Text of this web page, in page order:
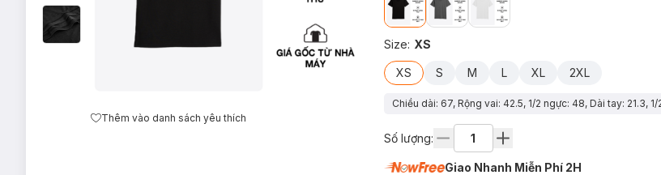
Thêm vào danh sách yêu thích
Size: XS
XS S M L XL 2XL
Chiều dài: 67, Rộng vai: 42.5, 1/2 ngực: 48, Dài tay: 21.3, 1/
Số lượng:
Giao Nhanh Miễn Phí 2H